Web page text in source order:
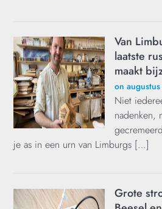
Van
laatste
maakt
on
Niet
nadenken,
je as in een urn van Limburgs […]
Grote